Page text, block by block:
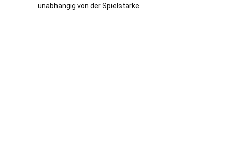
unabhängig von der Spielstärke.